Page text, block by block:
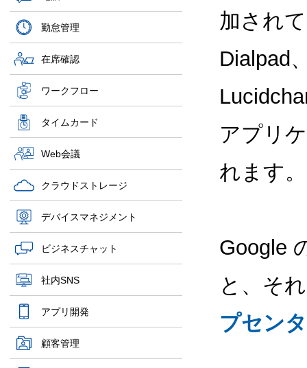
勤怠管理
在席確認
ワークフロー
タイムカード
Web会議
クラウドストレージ
デバイスマネジメント
ビジネスチャット
社内SNS
アプリ開発
顧客管理
加され
Dialpad
アプリ
れます。
Google
と、そ
プセン